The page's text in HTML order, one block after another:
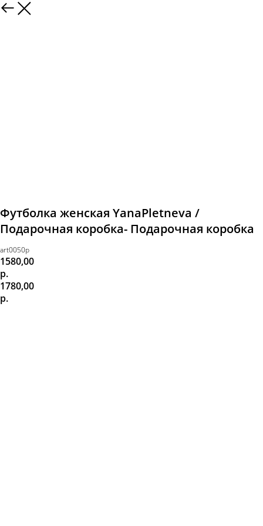
Футболка женская YanaPletneva /
Подарочная коробка- Подарочная коробка
art0050p
1580,00
р.
1780,00
р.